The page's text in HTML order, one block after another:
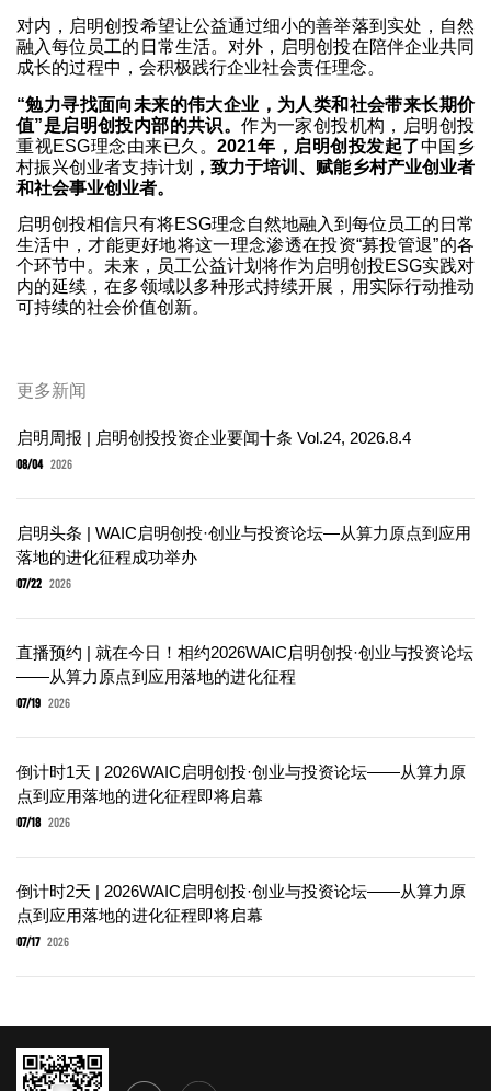
对内，启明创投希望让公益通过细小的善举落到实处，自然
融入每位员工的日常生活。对外，启明创投在陪伴企业共同
成长的过程中，会积极践行企业社会责任理念。
“勉力寻找面向未来的伟大企业，为人类和社会带来长期价
值”是启明创投内部的共识。作为一家创投机构，启明创投
重视ESG理念由来已久。2021年，启明创投发起了中国乡
村振兴创业者支持计划
，致力于培训、赋能乡村产业创业者
和社会事业创业者。
启明创投相信只有将ESG理念自然地融入到每位员工的日常
生活中，才能更好地将这一理念渗透在投资“募投管退”的各
个环节中。未来，员工公益计划将作为启明创投ESG实践对
内的延续，在多领域以多种形式持续开展，用实际行动推动
可持续的社会价值创新。
更多新闻
启明周报 | 启明创投投资企业要闻十条 Vol.24, 2026.8.4
08/04 2026
启明头条 | WAIC启明创投·创业与投资论坛—从算力原点到应用
落地的进化征程成功举办
07/22 2026
直播预约 | 就在今日！相约2026WAIC启明创投·创业与投资论坛
——从算力原点到应用落地的进化征程
07/19 2026
倒计时1天 | 2026WAIC启明创投·创业与投资论坛——从算力原
点到应用落地的进化征程即将启幕
07/18 2026
倒计时2天 | 2026WAIC启明创投·创业与投资论坛——从算力原
点到应用落地的进化征程即将启幕
07/17 2026